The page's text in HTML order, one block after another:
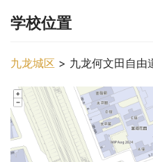
学校位置
九龙城区 > 九龙何文田自由